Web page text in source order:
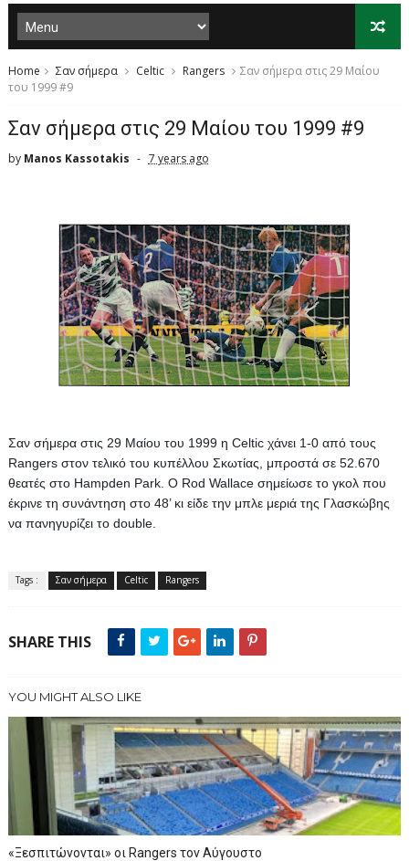
Home Σαν σήμερα Celtic Rangers
Σαν σήμερα στις 29 Μαίου
του 1999 #9
Σαν σήμερα στις 29 Μαίου του 1999 #9
by Manos Kassotakis 7 years ago
Σαν σήμερα στις 29 Μαίου του 1999 η Celtic χάνει 1-0 από τους
Rangers στον τελικό του κυπέλλου Σκωτίας, μπροστά σε 52.670
θεατές στο Hampden Park. O Rod Wallace σημείωσε το γκολ που
έκρινε τη συνάντηση στο 48’ κι είδε την μπλε μεριά της Γλασκώβης
να πανηγυρίζει το double.
Tags : Σαν σήμερα Celtic Rangers
SHARE THIS
YOU MIGHT ALSO LIKE
«Ξεσπιτώνονται» οι Rangers τον Αύγουστο